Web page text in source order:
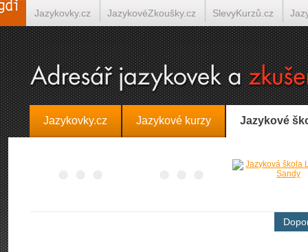
Jazykovky.cz Jazykové kurzy Jazykové
Jazykovky.cz JazykovéZkoušky.cz SlevyKurzů.cz
Španělština on-line Italština on-line Tlumočení-